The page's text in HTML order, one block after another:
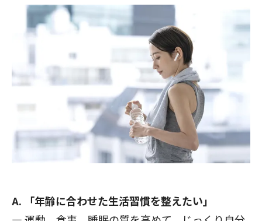
A. 「年齢に合わせた生活習慣を整えたい」